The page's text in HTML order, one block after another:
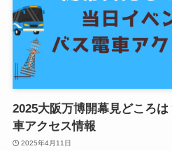
2025大阪万博開幕見どころ
車アクセス情報
2025年4月11日